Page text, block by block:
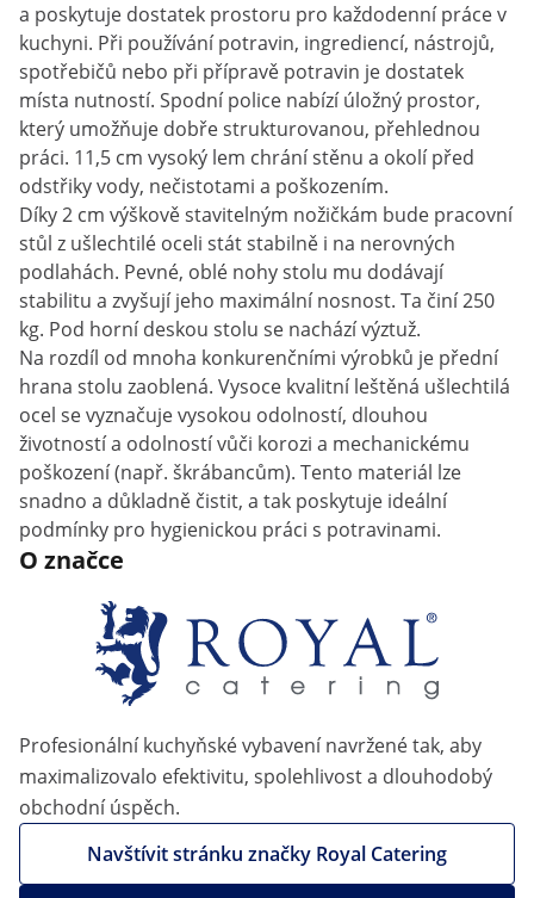
a poskytuje dostatek prostoru pro každodenní práce v
kuchyni. Při používání potravin, ingrediencí, nástrojů,
spotřebičů nebo při přípravě potravin je dostatek
místa nutností. Spodní police nabízí úložný prostor,
který umožňuje dobře strukturovanou, přehlednou
práci. 11,5 cm vysoký lem chrání stěnu a okolí před
odstřiky vody, nečistotami a poškozením.
Díky 2 cm výškově stavitelným nožičkám bude pracovní
stůl z ušlechtilé oceli stát stabilně i na nerovných
podlahách. Pevné, oblé nohy stolu mu dodávají
stabilitu a zvyšují jeho maximální nosnost. Ta činí 250
kg. Pod horní deskou stolu se nachází výztuž.
Na rozdíl od mnoha konkurenčními výrobků je přední
hrana stolu zaoblená. Vysoce kvalitní leštěná ušlechtilá
ocel se vyznačuje vysokou odolností, dlouhou
životností a odolností vůči korozi a mechanickému
poškození (např. škrábancům). Tento materiál lze
snadno a důkladně čistit, a tak poskytuje ideální
podmínky pro hygienickou práci s potravinami.
O značce
Profesionální kuchyňské vybavení navržené tak, aby
maximalizovalo efektivitu, spolehlivost a dlouhodobý
obchodní úspěch.
Navštívit stránku značky Royal Catering